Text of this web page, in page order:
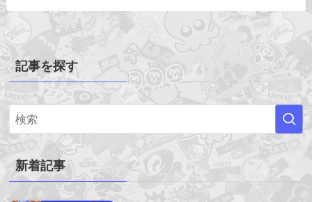
記事を探す
新着記事